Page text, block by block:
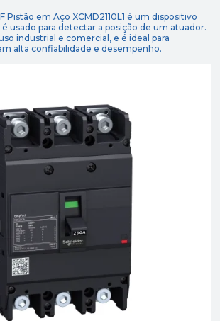
Pistão em Aço XCMD2110L1 é um dispositivo
usado para detectar a posição de um atuador.
industrial e comercial, e é ideal para
alta confiabilidade e desempenho.